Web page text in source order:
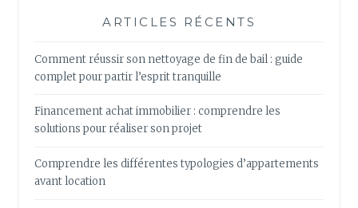
ARTICLES RÉCENTS
Comment réussir son nettoyage de fin de bail : guide
complet pour partir l’esprit tranquille
Financement achat immobilier : comprendre les
solutions pour réaliser son projet
Comprendre les différentes typologies d’appartements
avant location